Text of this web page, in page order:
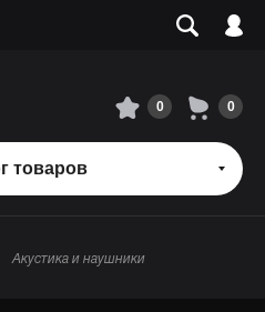
0 0
товаров
Акустика и наушники